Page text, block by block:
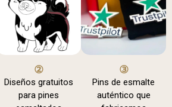
②
Diseños gratuitos
para pines
③
Pins de esmalte
auténtico que